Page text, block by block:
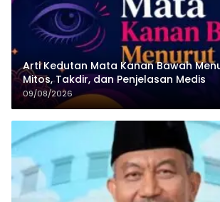
Arti Kedutan Mata Kanan Bawah
Mitos, Takdir, dan Penjelasan Medis
09/08/2026